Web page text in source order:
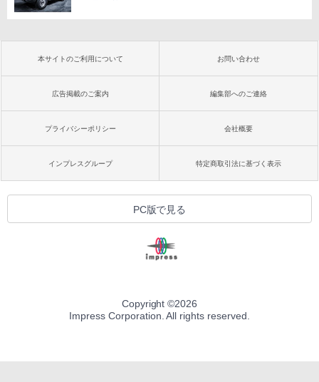
本サイトのご利用について お問い合わせ
広告掲載のご案内 編集部へのご連絡
プライバシーポリシー 会社概要
インプレスグループ 特定商取引法に基づく表示
PC版で見る
Copyright ©2026
Impress Corporation. All rights reserved.